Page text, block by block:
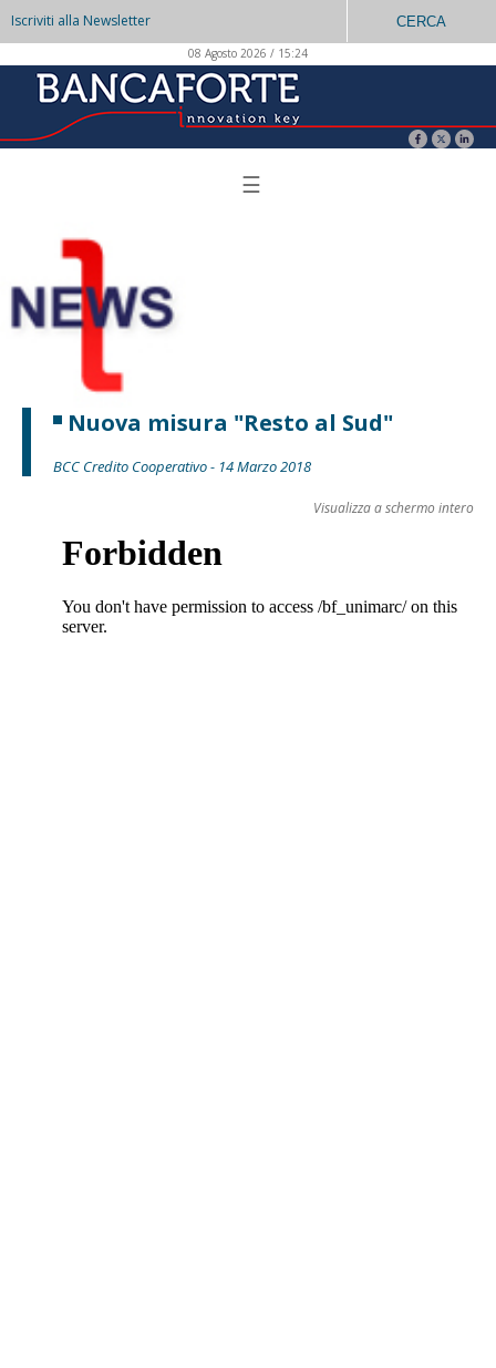
Iscriviti alla Newsletter CERCA
08 Agosto 2026 / 15:24
☰
Nuova misura "Resto al Sud"
BCC Credito Cooperativo - 14 Marzo 2018
Visualizza a schermo intero